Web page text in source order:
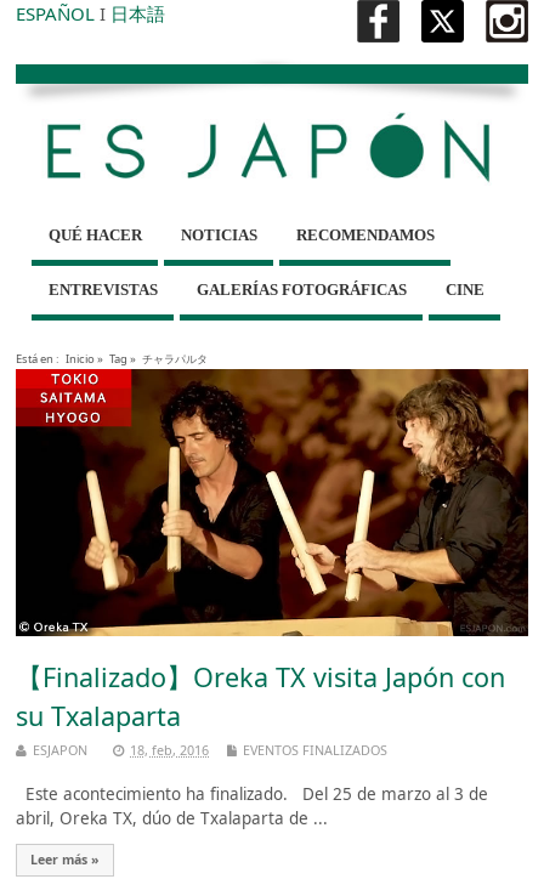
ESPAÑOL I 日本語
QUÉ HACER NOTICIAS RECOMENDAMOS
ENTREVISTAS GALERÍAS FOTOGRÁFICAS CINE
Está en : Inicio» Tag » チャラパルタ
【Finalizado】Oreka TX visita Japón con
su Txalaparta
ESJAPON 18, feb, 2016 EVENTOS FINALIZADOS
Este acontecimiento ha finalizado. Del 25 de marzo al 3 de
abril, Oreka TX, dúo de Txalaparta de ...
Leer más »